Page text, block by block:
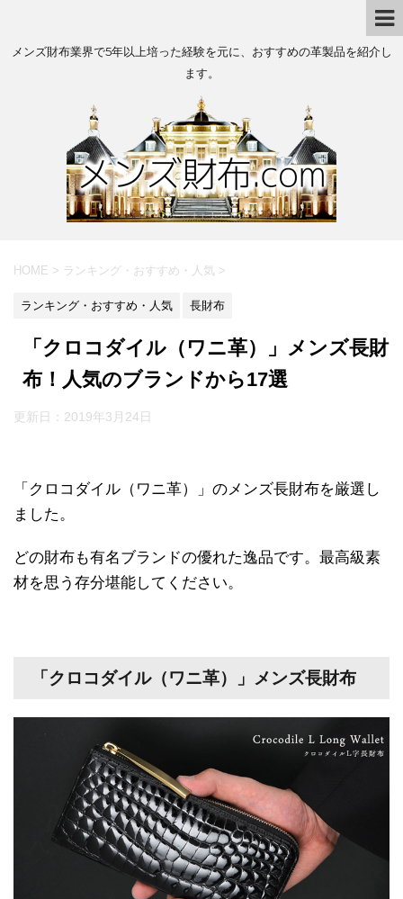
メンズ財布業界で5年以上培った経験を元に、おすすめの革製品を紹介し
ます。
HOME > ランキング・おすすめ・人気 >
ランキング・おすすめ・人気 長財布
「クロコダイル（ワニ革）」メンズ長財
布！人気のブランドから17選
更新日： 2019年3月24日
「クロコダイル（ワニ革）」のメンズ長財布を厳選し
ました。
どの財布も有名ブランドの優れた逸品です。最高級素
材を思う存分堪能してください。
「クロコダイル（ワニ革）」メンズ長財布